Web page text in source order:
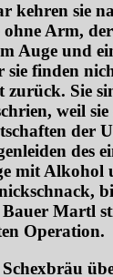
kehren sie
ohne Arm,
Auge und
sie finden
zurück. Sie
weil
der
des
mit Alkohol
Bauer Martl
Operation.